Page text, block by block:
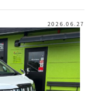
2026.06.27